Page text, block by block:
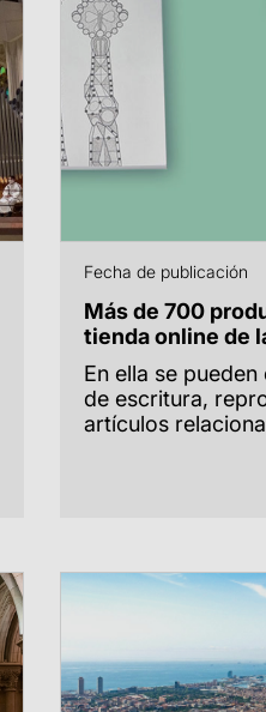
Fecha de publicación
Más de 700
tienda online de
En ella se
de escritura,
artículos